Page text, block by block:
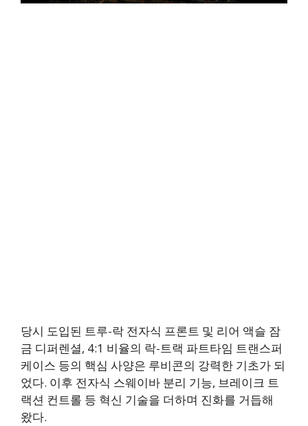
당시 도입된 트루-락 전자식 프론트 및 리어 액슬 잠
금 디퍼렌셜, 4:1 비율의 락-트랙 파트타임 트랜스퍼
케이스 등의 핵심 사양은 루비콘의 강력한 기초가 되
었다. 이후 전자식 스웨이바 분리 기능, 브레이크 트
랙션 컨트롤 등 혁신 기술을 더하며 진화를 거듭해
왔다.